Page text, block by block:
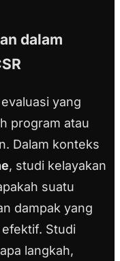
dalam
yang
program atau
Dalam konteks
, studi kelayakan
suatu
dampak yang
Studi
langkah,